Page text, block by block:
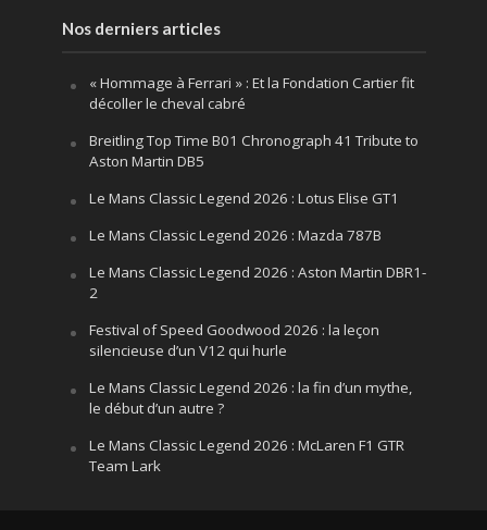
Nos derniers articles
« Hommage à Ferrari » : Et la Fondation Cartier fit
décoller le cheval cabré
Breitling Top Time B01 Chronograph 41 Tribute to
Aston Martin DB5
Le Mans Classic Legend 2026 : Lotus Elise GT1
Le Mans Classic Legend 2026 : Mazda 787B
Le Mans Classic Legend 2026 : Aston Martin DBR1-
2
Festival of Speed Goodwood 2026 : la leçon
silencieuse d’un V12 qui hurle
Le Mans Classic Legend 2026 : la fin d’un mythe,
le début d’un autre ?
Le Mans Classic Legend 2026 : McLaren F1 GTR
Team Lark